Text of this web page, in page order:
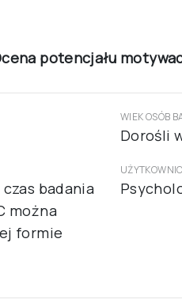
potencjału
WIEK OSÓB
Dorośli
badania
można
formie